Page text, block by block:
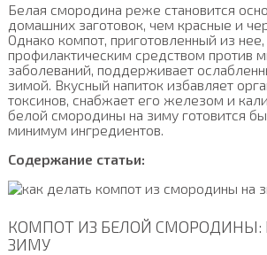
Белая смородина реже становится
домашних заготовок, чем красные и
Однако компот, приготовленный из
профилактическим средством против
заболеваний, поддерживает
зимой. Вкусный напиток избавляет
токсинов, снабжает его железом и
белой смородины на зиму готовится
минимум ингредиентов.
Содержание статьи:
КОМПОТ ИЗ БЕЛОЙ СМОРОДИНЫ:
ЗИМУ